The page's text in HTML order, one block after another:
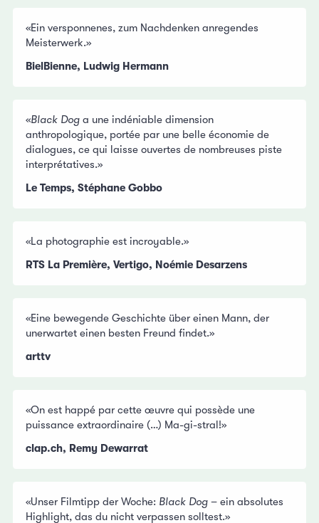
«Ein versponnenes, zum Nachdenken anregendes
Meisterwerk.»
BielBienne, Ludwig Hermann
«Black Dog a une indéniable dimension
anthropologique, portée par une belle économie de
dialogues, ce qui laisse ouvertes de nombreuses piste
interprétatives.»
Le Temps, Stéphane Gobbo
«La photographie est incroyable.»
RTS La Première, Vertigo, Noémie Desarzens
«Eine bewegende Geschichte über einen Mann, der
unerwartet einen besten Freund findet.»
arttv
«On est happé par cette œuvre qui possède une
puissance extraordinaire (…) Ma-gi-stral!»
clap.ch, Remy Dewarrat
«Unser Filmtipp der Woche: Black Dog – ein absolutes
Highlight, das du nicht verpassen solltest.»